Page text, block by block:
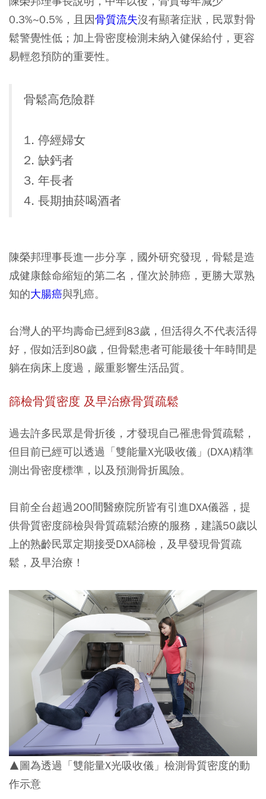
0.3%~0.5%，且因骨質流失沒有顯著症狀，民眾對骨
鬆警覺性低；加上骨密度檢測未納入健保給付，更容
易輕忽預防的重要性。
骨鬆高危險群
1. 停經婦女
2. 缺鈣者
3. 年長者
4. 長期抽菸喝酒者
陳榮邦理事長進一步分享，國外研究發現，骨鬆是造
成健康餘命縮短的第二名，僅次於肺癌，更勝大眾熟
知的大腸癌與乳癌。
台灣人的平均壽命已經到83歲，但活得久不代表活得
好，假如活到80歲，但骨鬆患者可能最後十年時間是
躺在病床上度過，嚴重影響生活品質。
篩檢骨質密度 及早治療骨質疏鬆
過去許多民眾是骨折後，才發現自己罹患骨質疏鬆，
但目前已經可以透過「雙能量X光吸收儀」(DXA)精準
測出骨密度標準，以及預測骨折風險。
目前全台超過200間醫療院所皆有引進DXA儀器，提
供骨質密度篩檢與骨質疏鬆治療的服務，建議50歲以
上的熟齡民眾定期接受DXA篩檢，及早發現骨質疏
鬆，及早治療！
▲圖為透過「雙能量X光吸收儀」檢測骨質密度的動
作示意